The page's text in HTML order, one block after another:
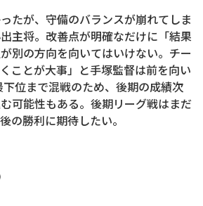
たが、守備のバランスが崩れてしま
主将。改善点が明確なだけに「結果
別の方向を向いてはいけない。チー
ことが大事」と手塚監督は前を向い
位まで混戦のため、後期の成績次
可能性もある。後期リーグ戦はまだ
の勝利に期待したい。